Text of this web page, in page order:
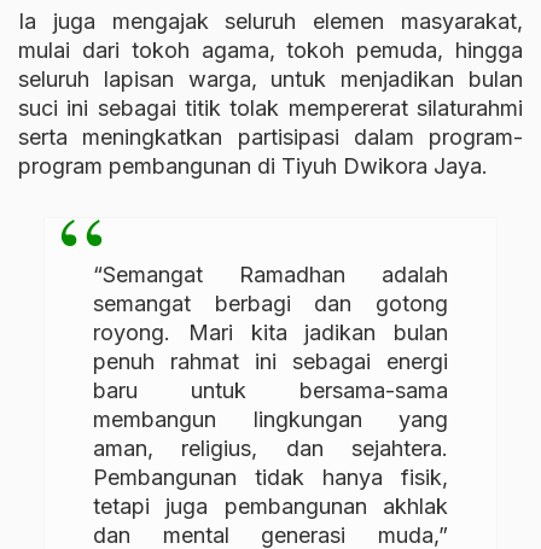
Ia juga mengajak seluruh elemen masyarakat,
mulai dari tokoh agama, tokoh pemuda, hingga
seluruh lapisan warga, untuk menjadikan bulan
suci ini sebagai titik tolak mempererat silaturahmi
serta meningkatkan partisipasi dalam program-
program pembangunan di Tiyuh Dwikora Jaya.
“Semangat Ramadhan adalah
semangat berbagi dan gotong
royong. Mari kita jadikan bulan
penuh rahmat ini sebagai energi
baru untuk bersama-sama
membangun lingkungan yang
aman, religius, dan sejahtera.
Pembangunan tidak hanya fisik,
tetapi juga pembangunan akhlak
dan mental generasi muda,”